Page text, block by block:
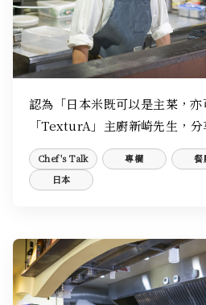
認為「日本米既可以是主菜，
「TexturA」主廚新崎先生，
Chef's Talk 專欄 餐
日本